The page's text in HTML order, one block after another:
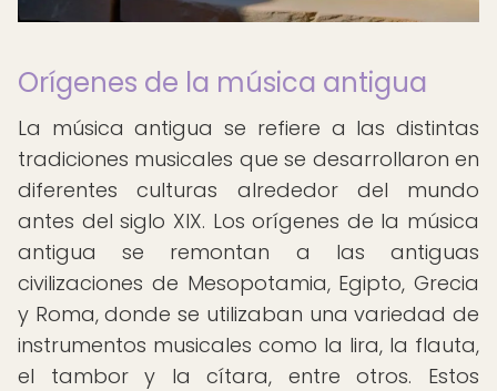
Orígenes de la música antigua
La música antigua se refiere a las distintas
tradiciones musicales que se desarrollaron en
diferentes culturas alrededor del mundo
antes del siglo XIX. Los orígenes de la música
antigua se remontan a las antiguas
civilizaciones de Mesopotamia, Egipto, Grecia
y Roma, donde se utilizaban una variedad de
instrumentos musicales como la lira, la flauta,
el tambor y la cítara, entre otros. Estos